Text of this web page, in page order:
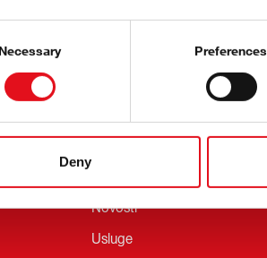
Necessary Preferences
Deny
Novosti
Usluge